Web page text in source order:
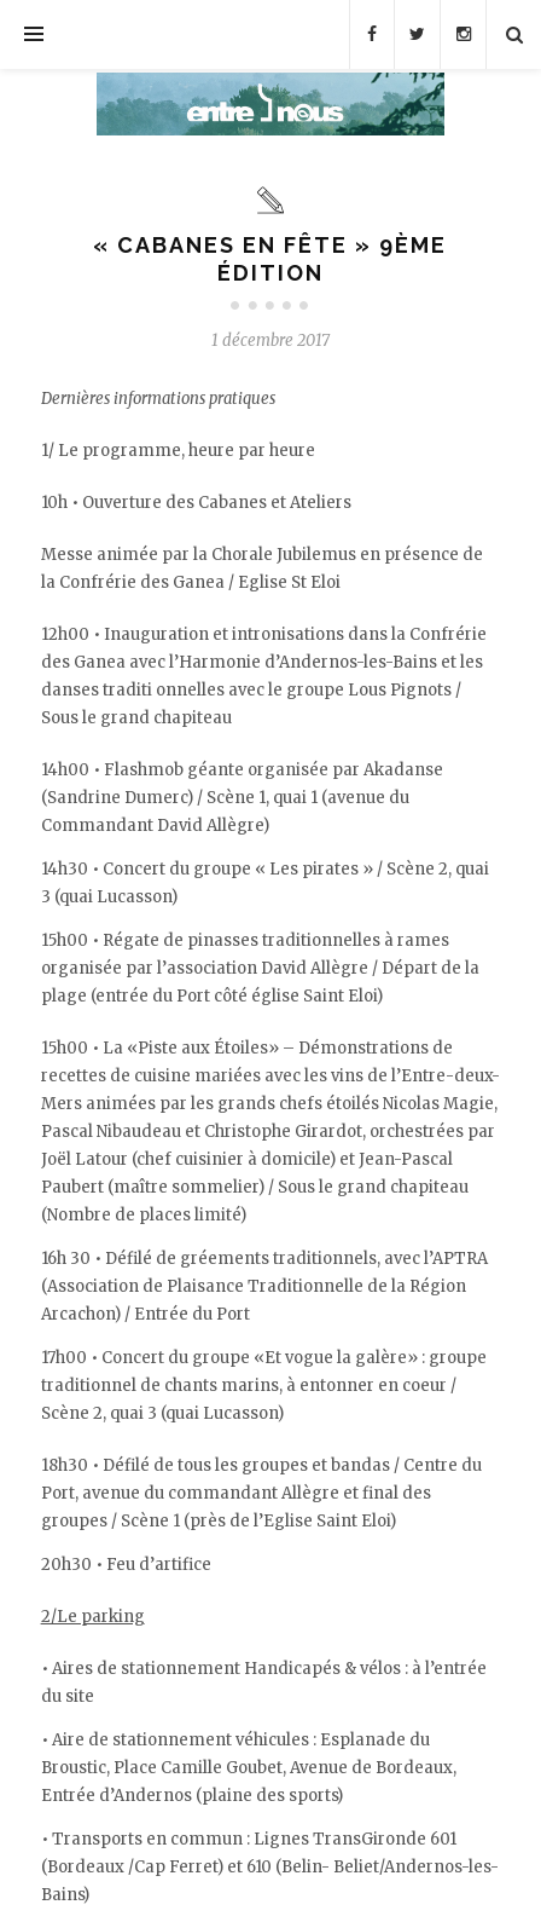
« CABANES EN FÊTE » 9ÈME
ÉDITION
1 décembre 2017
Dernières informations pratiques
1/ Le programme, heure par heure
10h • Ouverture des Cabanes et Ateliers
Messe animée par la Chorale Jubilemus en présence de
la Confrérie des Ganea / Eglise St Eloi
12h00 • Inauguration et intronisations dans la Confrérie
des Ganea avec l’Harmonie d’Andernos-les-Bains et les
danses traditi onnelles avec le groupe Lous Pignots /
Sous le grand chapiteau
14h00 • Flashmob géante organisée par Akadanse
(Sandrine Dumerc) / Scène 1, quai 1 (avenue du
Commandant David Allègre)
14h30 • Concert du groupe « Les pirates » / Scène 2, quai
3 (quai Lucasson)
15h00 • Régate de pinasses traditionnelles à rames
organisée par l’association David Allègre / Départ de la
plage (entrée du Port côté église Saint Eloi)
15h00 • La «Piste aux Étoiles» – Démonstrations de
recettes de cuisine mariées avec les vins de l’Entre-deux-
Mers animées par les grands chefs étoilés Nicolas Magie,
Pascal Nibaudeau et Christophe Girardot, orchestrées par
Joël Latour (chef cuisinier à domicile) et Jean-Pascal
Paubert (maître sommelier) / Sous le grand chapiteau
(Nombre de places limité)
16h 30 • Défilé de gréements traditionnels, avec l’APTRA
(Association de Plaisance Traditionnelle de la Région
Arcachon) / Entrée du Port
17h00 • Concert du groupe «Et vogue la galère» : groupe
traditionnel de chants marins, à entonner en coeur /
Scène 2, quai 3 (quai Lucasson)
18h30 • Défilé de tous les groupes et bandas / Centre du
Port, avenue du commandant Allègre et final des
groupes / Scène 1 (près de l’Eglise Saint Eloi)
20h30 • Feu d’artifice
2/Le parking
• Aires de stationnement Handicapés & vélos : à l’entrée
du site
• Aire de stationnement véhicules : Esplanade du
Broustic, Place Camille Goubet, Avenue de Bordeaux,
Entrée d’Andernos (plaine des sports)
• Transports en commun : Lignes TransGironde 601
(Bordeaux /Cap Ferret) et 610 (Belin- Beliet/Andernos-les-
Bains)